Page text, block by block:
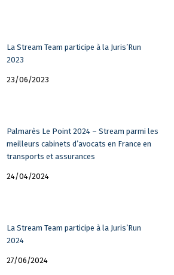
La Stream Team participe à la Juris’Run
2023
23/06/2023
Palmarès Le Point 2024 – Stream parmi les
meilleurs cabinets d’avocats en France en
transports et assurances
24/04/2024
La Stream Team participe à la Juris’Run
2024
27/06/2024